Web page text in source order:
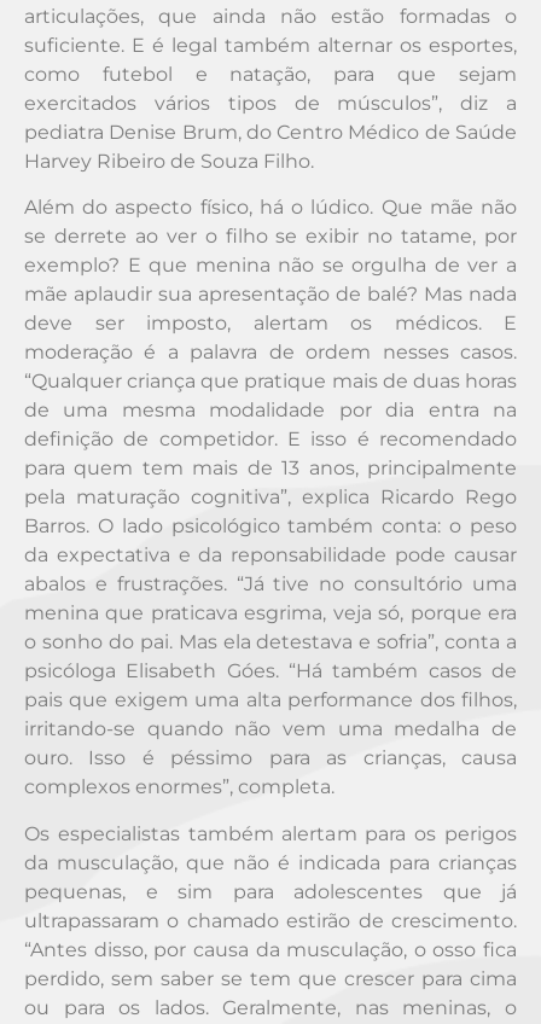
articulações, que ainda não estão formadas o
suficiente. E é legal também alternar os esportes,
como futebol e natação, para que sejam
exercitados vários tipos de músculos”, diz a
pediatra Denise Brum, do Centro Médico de Saúde
Harvey Ribeiro de Souza Filho.
Além do aspecto físico, há o lúdico. Que mãe não
se derrete ao ver o filho se exibir no tatame, por
exemplo? E que menina não se orgulha de ver a
mãe aplaudir sua apresentação de balé? Mas nada
deve ser imposto, alertam os médicos. E
moderação é a palavra de ordem nesses casos.
“Qualquer criança que pratique mais de duas horas
de uma mesma modalidade por dia entra na
definição de competidor. E isso é recomendado
para quem tem mais de 13 anos, principalmente
pela maturação cognitiva”, explica Ricardo Rego
Barros. O lado psicológico também conta: o peso
da expectativa e da reponsabilidade pode causar
abalos e frustrações. “Já tive no consultório uma
menina que praticava esgrima, veja só, porque era
o sonho do pai. Mas ela detestava e sofria”, conta a
psicóloga Elisabeth Góes. “Há também casos de
pais que exigem uma alta performance dos filhos,
irritando-se quando não vem uma medalha de
ouro. Isso é péssimo para as crianças, causa
complexos enormes”, completa.
Os especialistas também alertam para os perigos
da musculação, que não é indicada para crianças
pequenas, e sim para adolescentes que já
ultrapassaram o chamado estirão de crescimento.
“Antes disso, por causa da musculação, o osso fica
perdido, sem saber se tem que crescer para cima
ou para os lados. Geralmente, nas meninas, o